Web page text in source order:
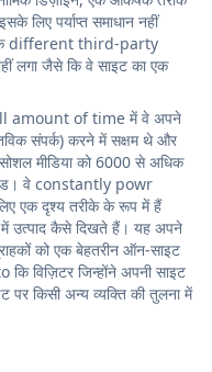
पर्याप्त समाधान नहीं
एक different third-party
लगा जैसे कि वे साइट का एक
amount of time में वे अपने
संपर्क) करने में सक्षम थे और
मीडिया को 6000 से अधिक
वे constantly powr
एक दृश्य तरीके के रूप में हैं
में उत्पाद कैसे दिखते हैं। यह अपने
को एक बेहतरीन ऑन-साइट
विज़िटर जिन्होंने अपनी साइट
किसी अन्य व्यक्ति की तुलना में